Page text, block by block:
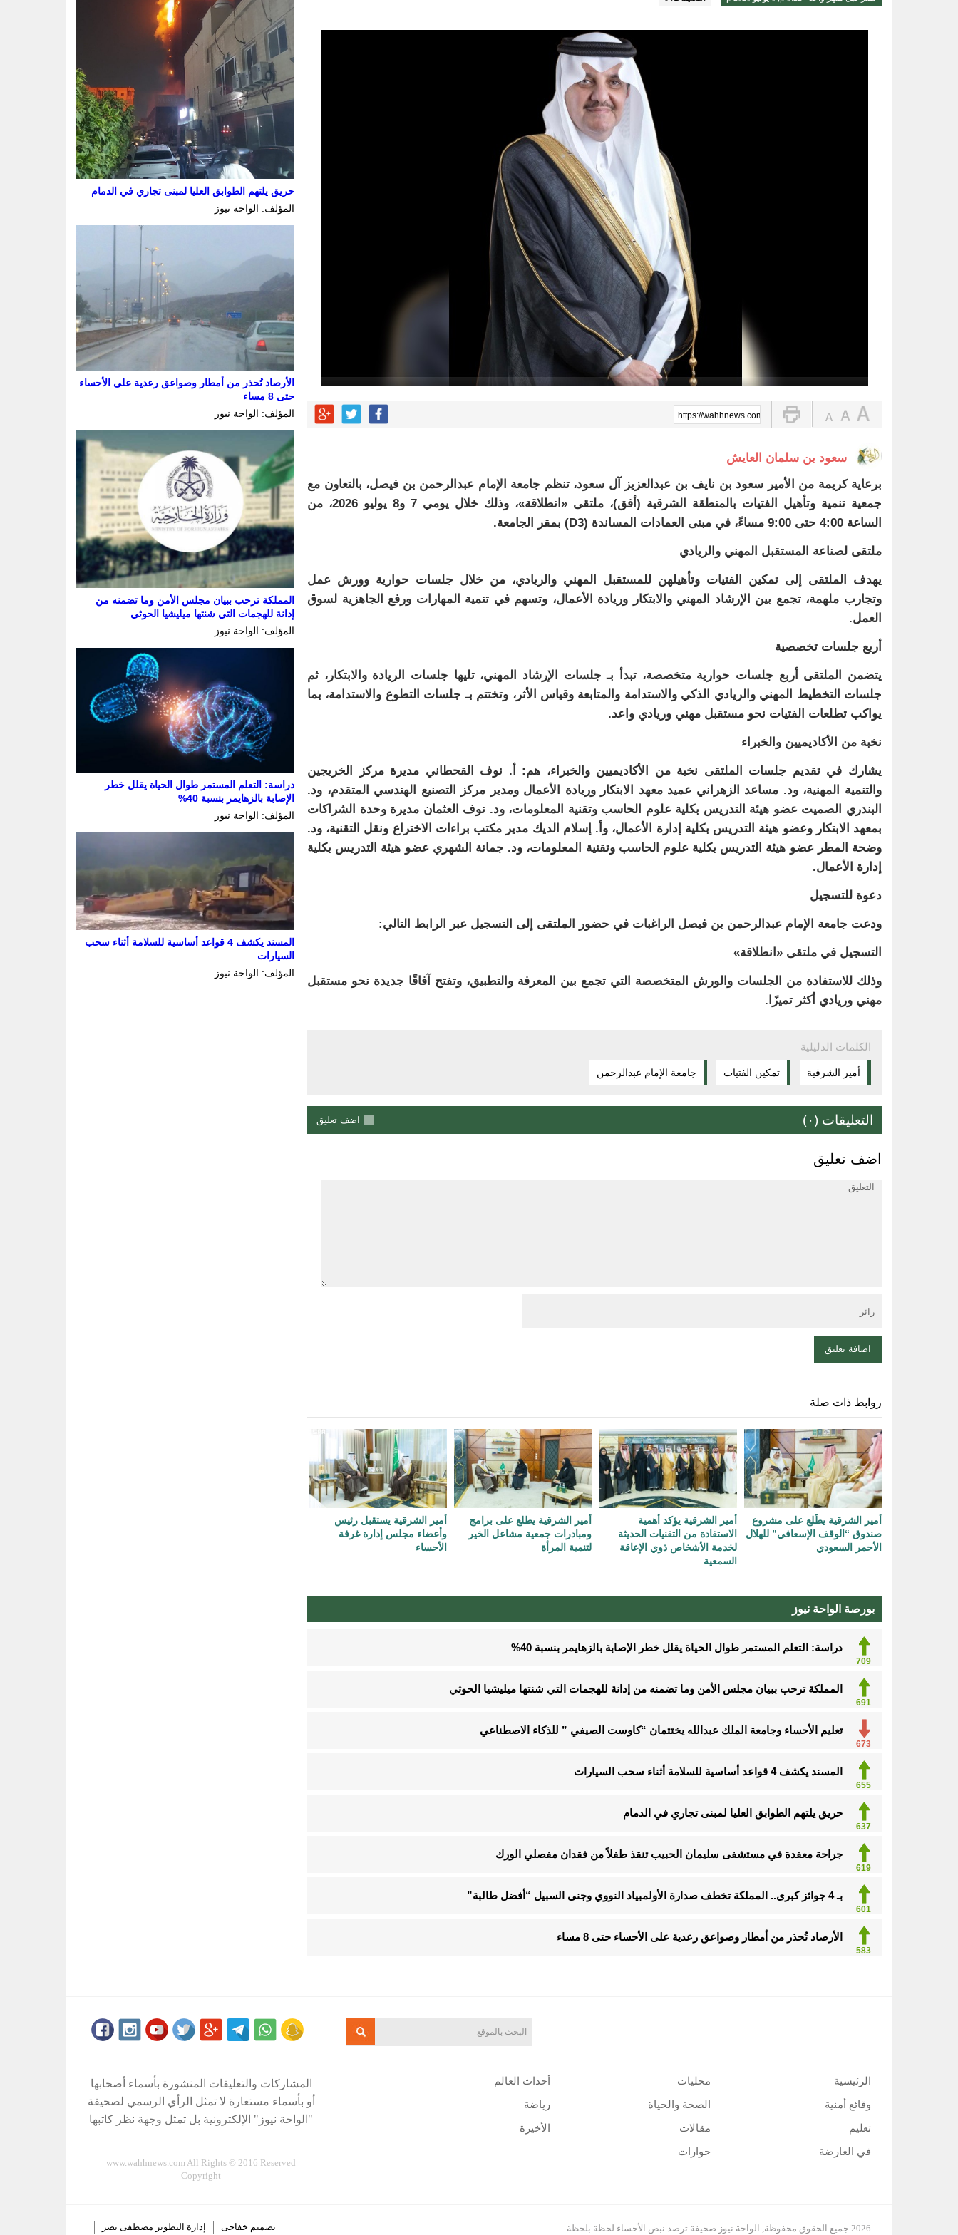
تعليم الأحساء وجامعة الملك عبدالله يختتمان “كاوست الصيفي ” للذكاء الاصطناعي
إعصار دولفين يضرب بقوة.. الصين تغلق المدارس وتوقف الملاحة تحسبًا لكارثة
مجلس الأمن يدين اعتداءات مليشيا الحوثي على المملكة والسفن
إنذار جوي في الأحساء.. موجة حر شديدة تضرب المنطقة الشرقية
https://wahhnews.com/?p=106029
سعود بن سلمان العايش
برعاية كريمة من الأمير سعود بن نايف بن عبدالعزيز آل سعود، تنظم جامعة الإمام عبدالرحمن بن فيصل، بالتعاون مع
جمعية تنمية وتأهيل الفتيات بالمنطقة الشرقية (أفق)، ملتقى «انطلاقة»، وذلك خلال يومي 7 و8 يوليو 2026، من
الساعة 4:00 حتى 9:00 مساءً، في مبنى العمادات المساندة (D3) بمقر الجامعة.
ملتقى لصناعة المستقبل المهني والريادي
يهدف الملتقى إلى تمكين الفتيات وتأهيلهن للمستقبل المهني والريادي، من خلال جلسات حوارية وورش عمل
وتجارب ملهمة، تجمع بين الإرشاد المهني والابتكار وريادة الأعمال، وتسهم في تنمية المهارات ورفع الجاهزية لسوق
العمل.
أربع جلسات تخصصية
يتضمن الملتقى أربع جلسات حوارية متخصصة، تبدأ بـ جلسات الإرشاد المهني، تليها جلسات الريادة والابتكار، ثم
جلسات التخطيط المهني والريادي الذكي والاستدامة والمتابعة وقياس الأثر، وتختتم بـ جلسات التطوع والاستدامة، بما
يواكب تطلعات الفتيات نحو مستقبل مهني وريادي واعد.
نخبة من الأكاديميين والخبراء
يشارك في تقديم جلسات الملتقى نخبة من الأكاديميين والخبراء، هم: أ. نوف القحطاني مديرة مركز الخريجين
والتنمية المهنية، ود. مساعد الزهراني عميد معهد الابتكار وريادة الأعمال ومدير مركز التصنيع الهندسي المتقدم، ود.
البندري الصميت عضو هيئة التدريس بكلية علوم الحاسب وتقنية المعلومات، ود. نوف العثمان مديرة وحدة الشراكات
بمعهد الابتكار وعضو هيئة التدريس بكلية إدارة الأعمال، وأ. إسلام الديك مدير مكتب براءات الاختراع ونقل التقنية، ود.
وضحة المطر عضو هيئة التدريس بكلية علوم الحاسب وتقنية المعلومات، ود. جمانة الشهري عضو هيئة التدريس بكلية
إدارة الأعمال.
دعوة للتسجيل
ودعت جامعة الإمام عبدالرحمن بن فيصل الراغبات في حضور الملتقى إلى التسجيل عبر الرابط التالي:
التسجيل في ملتقى «انطلاقة»
وذلك للاستفادة من الجلسات والورش المتخصصة التي تجمع بين المعرفة والتطبيق، وتفتح آفاقًا جديدة نحو مستقبل
مهني وريادي أكثر تميزًا.
الكلمات الدليلية
أمير الشرقية تمكين الفتيات جامعة الإمام عبدالرحمن
التعليقات (٠) اضف تعليق
اضف تعليق
روابط ذات صلة
أمير الشرقية يطّلع على مشروع
صندوق “الوقف الإسعافي” للهلال
الأحمر السعودي
أمير الشرقية يؤكد أهمية
الاستفادة من التقنيات الحديثة
لخدمة الأشخاص ذوي الإعاقة
السمعية
أمير الشرقية يطلع على برامج
ومبادرات جمعية مشاعل الخير
لتنمية المرأة
أمير الشرقية يستقبل رئيس
وأعضاء مجلس إدارة غرفة
الأحساء
بورصة الواحة نيوز
709
دراسة: التعلم المستمر طوال الحياة يقلل خطر الإصابة بالزهايمر بنسبة 40%
691
المملكة ترحب ببيان مجلس الأمن وما تضمنه من إدانة للهجمات التي شنتها ميليشيا الحوثي
673
تعليم الأحساء وجامعة الملك عبدالله يختتمان “كاوست الصيفي ” للذكاء الاصطناعي
655
المسند يكشف 4 قواعد أساسية للسلامة أثناء سحب السيارات
637
حريق يلتهم الطوابق العليا لمبنى تجاري في الدمام
619
جراحة معقدة في مستشفى سليمان الحبيب تنقذ طفلاً من فقدان مفصلي الورك
601
بـ 4 جوائز كبرى.. المملكة تخطف صدارة الأولمبياد النووي وجنى السبيل “أفضل طالبة”
583
الأرصاد تُحذر من أمطار وصواعق رعدية على الأحساء حتى 8 مساء
حريق يلتهم الطوابق العليا لمبنى تجاري في الدمام
المؤلف: الواحة نيوز
الأرصاد تُحذر من أمطار وصواعق رعدية على الأحساء
حتى 8 مساء
المؤلف: الواحة نيوز
المملكة ترحب ببيان مجلس الأمن وما تضمنه من
إدانة للهجمات التي شنتها ميليشيا الحوثي
المؤلف: الواحة نيوز
دراسة: التعلم المستمر طوال الحياة يقلل خطر
الإصابة بالزهايمر بنسبة 40%
المؤلف: الواحة نيوز
المسند يكشف 4 قواعد أساسية للسلامة أثناء سحب
السيارات
المؤلف: الواحة نيوز
الرئيسية محليات أحداث العالم
وقائع أمنية الصحة والحياة رياضة
تعليم مقالات الأخيرة
في العارضة حوارات
المشاركات والتعليقات المنشورة بأسماء أصحابها
أو بأسماء مستعارة لا تمثل الرأي الرسمي لصحيفة
"الواحة نيوز" الإلكترونية بل تمثل وجهة نظر كاتبها
www.wahhnews.com All Rights © 2016 Reserved
Copyright
2026 جميع الحقوق محفوظة, الواحة نيوز صحيفة ترصد نبض الأحساء لحظة بلحظة تصميم خفاجى إدارة التطوير مصطفى نصر